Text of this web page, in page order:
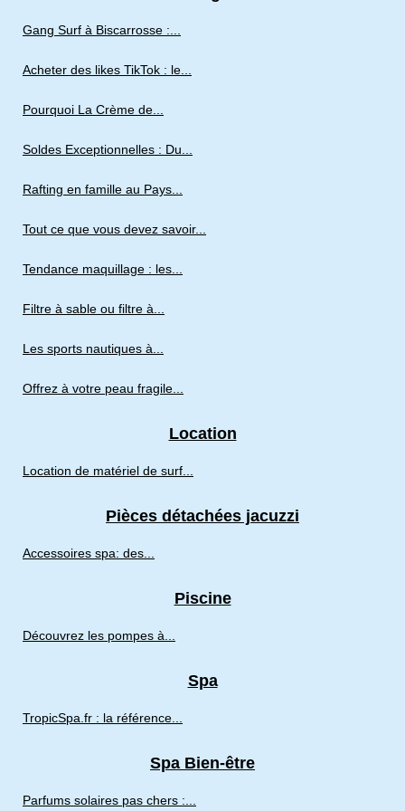
Gang Surf à Biscarrosse :...
Acheter des likes TikTok : le...
Pourquoi La Crème de...
Soldes Exceptionnelles : Du...
Rafting en famille au Pays...
Tout ce que vous devez savoir...
Tendance maquillage : les...
Filtre à sable ou filtre à...
Les sports nautiques à...
Offrez à votre peau fragile...
Location
Location de matériel de surf...
Pièces détachées jacuzzi
Accessoires spa: des...
Piscine
Découvrez les pompes à...
Spa
TropicSpa.fr : la référence...
Spa Bien-être
Parfums solaires pas chers :...